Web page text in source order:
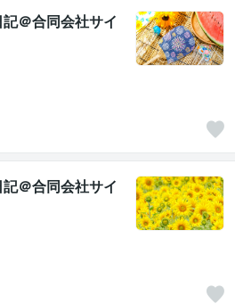
＠合同会社サイ
＠合同会社サイ